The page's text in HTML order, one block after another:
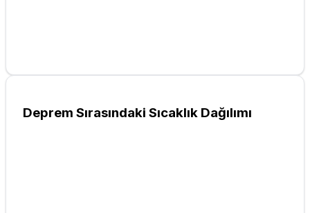
Deprem Sırasındaki Sıcaklık Dağılımı